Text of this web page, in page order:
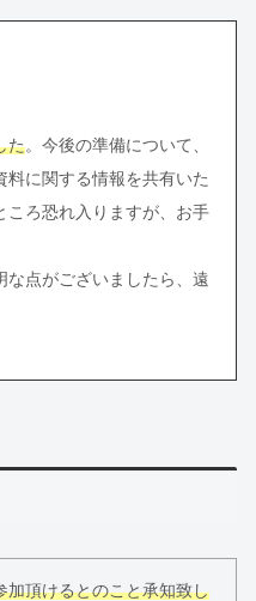
た。今後の準備について、
に関する情報を共有いた
ころ恐れ入りますが、お手
な点がございましたら、遠
加頂けるとのこと承知致し